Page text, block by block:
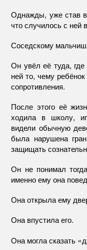
Однажды, уже став
что случилось с ней
Соседскому
Он увёл её туда,
ней то, чему
сопротивления.
После этого её
ходила в школу,
видели обычную
была нарушена
защищать
Он не понимал
именно ему она
Она открыла ему
Она впустила его.
Она могла сказать